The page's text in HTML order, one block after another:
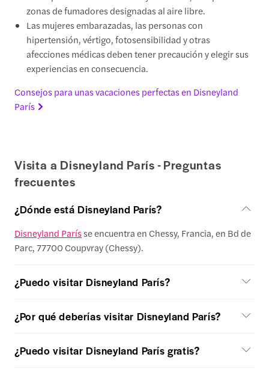
zonas de fumadores designadas al aire libre.
Las mujeres embarazadas, las personas con
hipertensión, vértigo, fotosensibilidad y otras
afecciones médicas deben tener precaución y elegir sus
experiencias en consecuencia.
Consejos para unas vacaciones perfectas en Disneyland
París
Visita a Disneyland París - Preguntas
frecuentes
¿Dónde está Disneyland París?
Disneyland Parísse encuentra en Chessy, Francia, en Bd de
Parc, 77700 Coupvray (Chessy).
¿Puedo visitar Disneyland París?
¿Por qué deberías visitar Disneyland París?
¿Puedo visitar Disneyland París gratis?